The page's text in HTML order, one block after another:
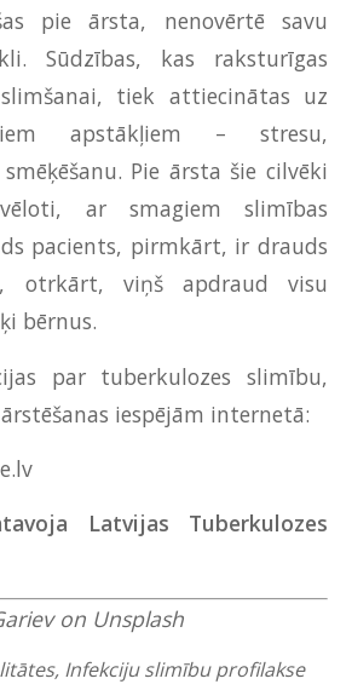
pie ārsta, nenovērtē savu
Sūdzības, kas raksturīgas
tiek attiecinātas uz
apstākļiem – stresu,
Pie ārsta šie cilvēki
ar smagiem slimības
pacients, pirmkārt, ir drauds
otrkārt, viņš apdraud visu
bērnus.
par tuberkulozes slimību,
iespējām internetā:
Latvijas Tuberkulozes
on Unsplash
, Infekciju slimību profilakse